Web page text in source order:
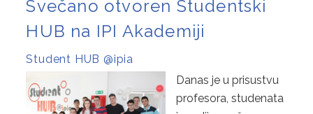
Svečano otvoren Studentski
HUB na IPI Akademiji
Student HUB @ipia
Danas je u prisustvu
profesora, studenata